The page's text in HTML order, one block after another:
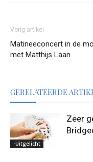
Vorig artikel
Matineeconcert in de
met Matthijs Laan
GERELATEERDE
-Uitgelicht
Zeer